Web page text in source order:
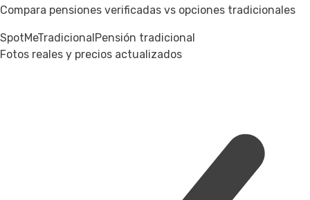
Compara pensiones verificadas vs opciones tradicionales
SpotMeTradicionalPensión tradicional
Fotos reales y precios actualizados